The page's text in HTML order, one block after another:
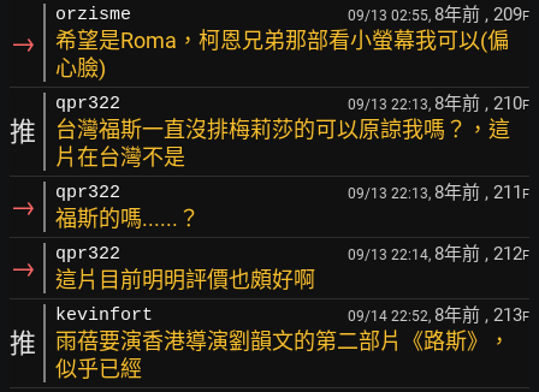
→
orzisme 09/13 02:55, 8年前 , 209F
希望是Roma，柯恩兄弟那部看小螢幕我可以(偏
心臉)
推
qpr322 09/13 22:13, 8年前 , 210F
台灣福斯一直沒排梅莉莎的可以原諒我嗎？，這
片在台灣不是
→ qpr322 09/13 22:13, 8年前 , 211 F
福斯的嗎......？
→ qpr322 09/13 22:14, 8年前 , 212F
這片目前明明評價也頗好啊
推
kevinfort 09/14 22:52, 8年前 , 213F
雨蓓要演香港導演劉韻文的第二部片《路斯》，
似乎已經